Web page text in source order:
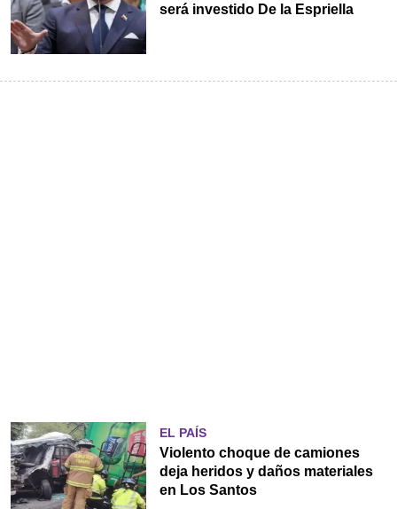
será investido De la Espriella
EL PAÍS
Violento choque de camiones
deja heridos y daños materiales
en Los Santos